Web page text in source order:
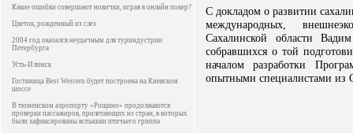
Какие ошибки совершают новички, играя в онлайн покер?
Цветок, рожденный из слез
2004 год оказался неудачным для туриндустрии
Петербурга
Усть-Илимск
Гостиница Best Western будет построена на Киевском
шоссе
В тюменском аэропорту «Рощино» продолжаются
проверки пассажиров, прилетающих из стран, в которых
были зафиксированы вспышки птичьего гриппа
С докладом о развитии
международных,
Сахалинской области
собравшихся о той
началом разработки
опытными специалистами из